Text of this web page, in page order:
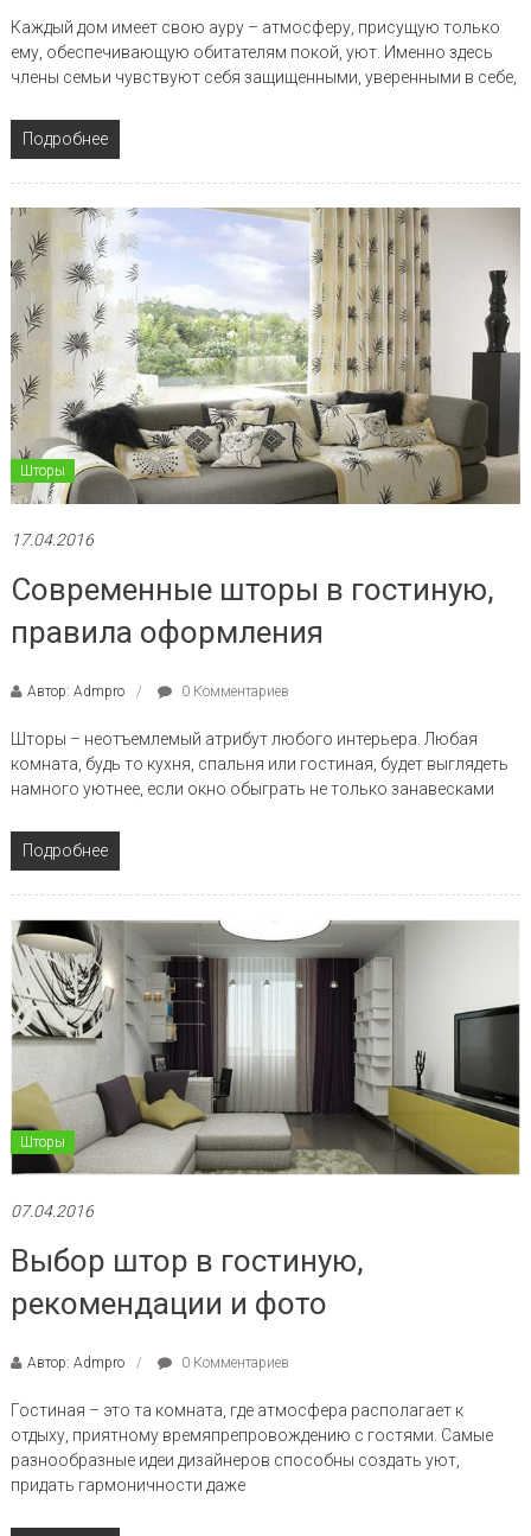
Каждый дом имеет свою ауру – атмосферу, присущую только
ему, обеспечивающую обитателям покой, уют. Именно здесь
члены семьи чувствуют себя защищенными, уверенными в себе,
Подробнее
Шторы
17.04.2016
Современные шторы в гостиную,
правила оформления
Автор: Admpro 0 Комментариев
Шторы – неотъемлемый атрибут любого интерьера. Любая
комната, будь то кухня, спальня или гостиная, будет выглядеть
намного уютнее, если окно обыграть не только занавесками
Подробнее
Шторы
07.04.2016
Выбор штор в гостиную,
рекомендации и фото
Автор: Admpro 0 Комментариев
Гостиная – это та комната, где атмосфера располагает к
отдыху, приятному времяпрепровождению с гостями. Самые
разнообразные идеи дизайнеров способны создать уют,
придать гармоничности даже